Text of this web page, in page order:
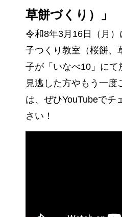
草餅づくり）」
令和8年3月16日（月
子つくり教室（桜餅、
子が「いなべ10」にて
見逃した方やもう一度
は、ぜひYouTubeでチ
さい！